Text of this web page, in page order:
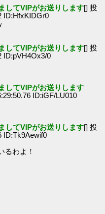
してVIPがお送りします[] 投
ID:HfxKIDGr0
してVIPがお送りします[] 投
ID:pVH4Ox3/0
してVIPがお送りします
ID:iGF/LU010
してVIPがお送りします[] 投
ID:Tk9Aewif0
るわよ！